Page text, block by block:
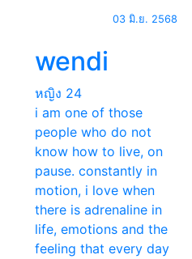
03 มิ.ย. 2568
wendi
หญิง 24
i am one of those
people who do not
know how to live, on
pause. constantly in
motion, i love when
there is adrenaline in
life, emotions and the
feeling that every day